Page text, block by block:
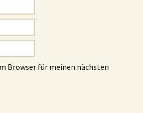
Browser für meinen nächsten